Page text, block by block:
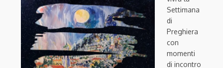
Settimana
di
Preghiera
con
momenti
di incontro